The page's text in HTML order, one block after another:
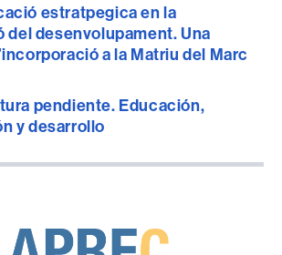
estratpegica en la
del desenvolupament. Una
a la Matriu del Marc
pendiente. Educación,
y desarrollo